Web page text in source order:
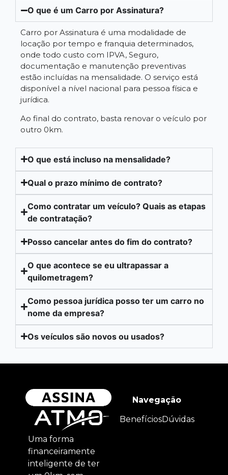
O que é um Carro por Assinatura?
Carro por Assinatura é uma modalidade de
locação por tempo e franquia determinados,
onde todo custo com IPVA, Seguro,
documentação e manutenção preventivas
estão incluídas na mensalidade. O serviço está
disponível a nível nacional para pessoa física e
jurídica.
Ao final do contrato, basta renovar o veículo por
outro 0km.
O que está incluso na mensalidade?
Qual o prazo mínimo de contrato?
Como contratar um veículo? Quais as etapas
de contratação?
Posso cancelar antes do fim do contrato?
O que acontece se eu ultrapassar a
quilometragem?
Como pessoa jurídica posso ter um carro no
nome da empresa?
Os veículos são novos ou usados?
Uma forma
financeiramente
inteligente de ter
Navegação
BenefíciosDúvidas